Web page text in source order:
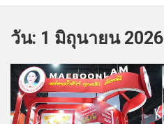
วัน: 1 มิถุนายน 2026